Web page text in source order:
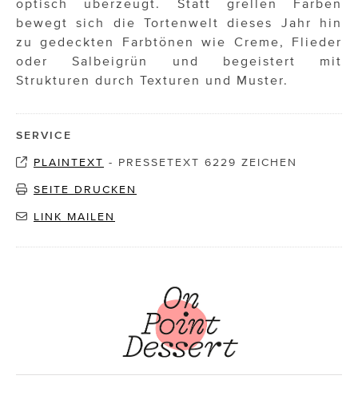
optisch überzeugt. Statt grellen Farben
bewegt sich die Tortenwelt dieses Jahr hin
zu gedeckten Farbtönen wie Creme, Flieder
oder Salbeigrün und begeistert mit
Strukturen durch Texturen und Muster.
SERVICE
PLAINTEXT - PRESSETEXT 6229 ZEICHEN
SEITE DRUCKEN
LINK MAILEN